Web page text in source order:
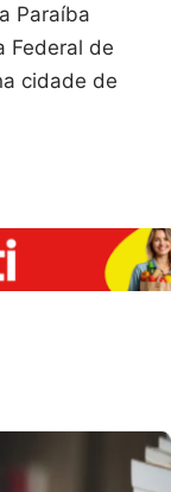
Paraíba
Federal de
cidade de